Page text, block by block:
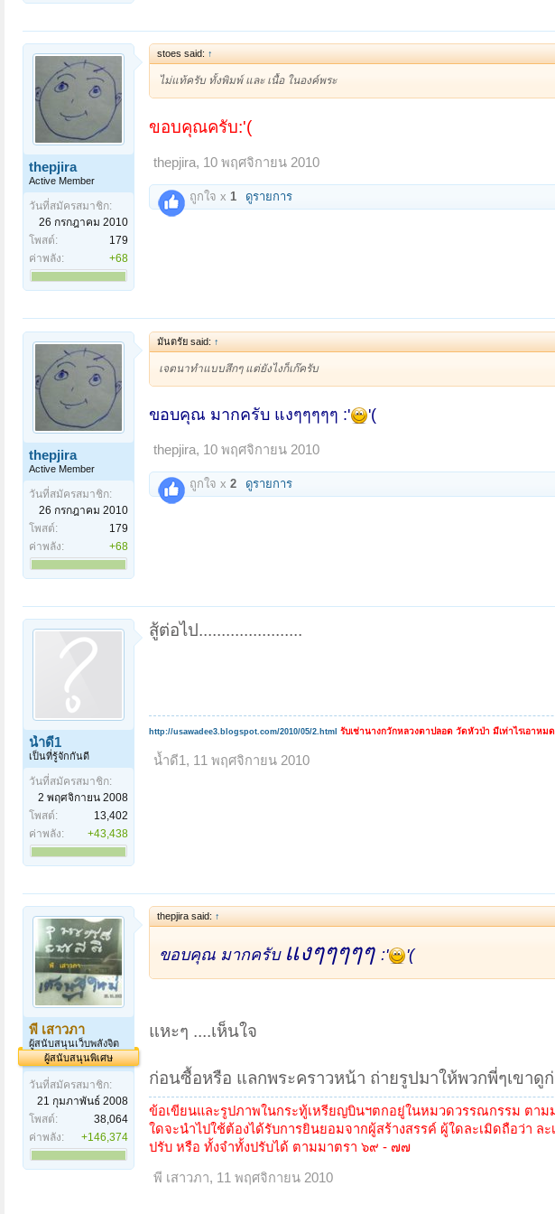
thepjira
Active Member
วันที่สมัครสมาชิก:
26 กรกฎาคม 2010
โพสต์:
179
ค่าพลัง:
+68
stoes said: ↑
ไม่แท้ครับ ทั้งพิมพ์ และ เนื้อ ในองค์พระ
ขอบคุณครับ:'(
thepjira, 10 พฤศจิกายน 2010
ถูกใจ x 1 ดูรายการ
thepjira
Active Member
วันที่สมัครสมาชิก:
26 กรกฎาคม 2010
โพสต์:
179
ค่าพลัง:
+68
มันตรัย said: ↑
เจตนาทำแบบสึกๆ แต่ยังไงก็เก๊ครับ
ขอบคุณ มากครับ แงๆๆๆๆๆ :' '(
thepjira, 10 พฤศจิกายน 2010
ถูกใจ x 2 ดูรายการ
น้ำดี1
เป็นที่รู้จักกันดี
วันที่สมัครสมาชิก:
2 พฤศจิกายน 2008
โพสต์:
13,402
ค่าพลัง:
+43,438
สู้ต่อไป.......................
http://usawadee3.blogspot.com/2010/05/2.html รับเช่านางกวักหลวงตาปลอด วัดหัวป่า มีเท่าไรเอาหม
น้ำดี1 , 11 พฤศจิกายน 2010
พี เสาวภา
ผู้สนับสนุนเว็บพลังจิต
ผู้สนับสนุนพิเศษ
วันที่สมัครสมาชิก:
21 กุมภาพันธ์ 2008
โพสต์:
38,064
ค่าพลัง:
+146,374
thepjira said: ↑
ขอบคุณ มากครับ แงๆๆๆๆๆ :' '(
แหะๆ ....เห็นใจ
ก่อนซื้อหรือ แลกพระคราวหน้า ถ่ายรูปมาให้พวกพี่ๆเขาดู
ข้อเขียนและรูปภาพในกระทู้เหรียญบินฯตกอยู่ในหมวดวรรณกรรม ตา
ใดจะนำไปใช้ต้องได้รับการยินยอมจากผู้สร้างสรรค์ ผู้ใดละเมิดถือว่า
ปรับ หรือ ทั้งจำทั้งปรับได้ ตามมาตรา ๖๙ - ๗๗
พี เสาวภา, 11 พฤศจิกายน 2010